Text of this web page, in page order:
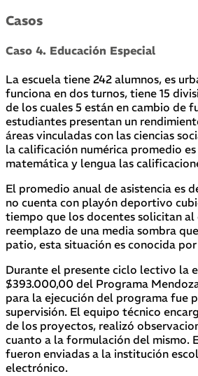
Casos
Caso 4. Educación Especial
La escuela tiene 242 alumnos, es
funciona en dos turnos, tiene 15
de los cuales 5 están en cambio de
estudiantes presentan un
áreas vinculadas con las ciencias
la calificación numérica promedio es
matemática y lengua las
El promedio anual de asistencia es
no cuenta con playón deportivo
tiempo que los docentes solicitan
reemplazo de una media sombra
patio, esta situación es conocida
Durante el presente ciclo lectivo la
$393.000,00 del Programa
para la ejecución del programa fue
supervisión. El equipo técnico
de los proyectos, realizó
cuanto a la formulación del mismo.
fueron enviadas a la institución
electrónico.